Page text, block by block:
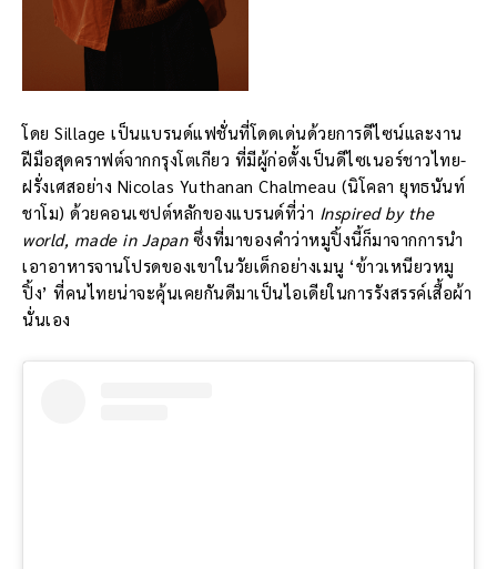
โดย Sillage เป็นแบรนด์แฟชั่นที่โดดเด่นด้วยการดีไซน์และงาน
ฝีมือสุดคราฟต์จากกรุงโตเกียว ที่มีผู้ก่อตั้งเป็นดีไซเนอร์ชาวไทย-
ฝรั่งเศสอย่าง Nicolas Yuthanan Chalmeau (นิโคลา ยุทธนันท์
ชาโม) ด้วยคอนเซปต์หลักของแบรนด์ที่ว่า Inspired by the
world, made in Japan ซึ่งที่มาของคำว่าหมูปิ้งนี้ก็มาจากการนำ
เอาอาหารจานโปรดของเขาในวัยเด็กอย่างเมนู ‘ข้าวเหนียวหมู
ปิ้ง’ ที่คนไทยน่าจะคุ้นเคยกันดีมาเป็นไอเดียในการรังสรรค์เสื้อผ้า
นั่นเอง